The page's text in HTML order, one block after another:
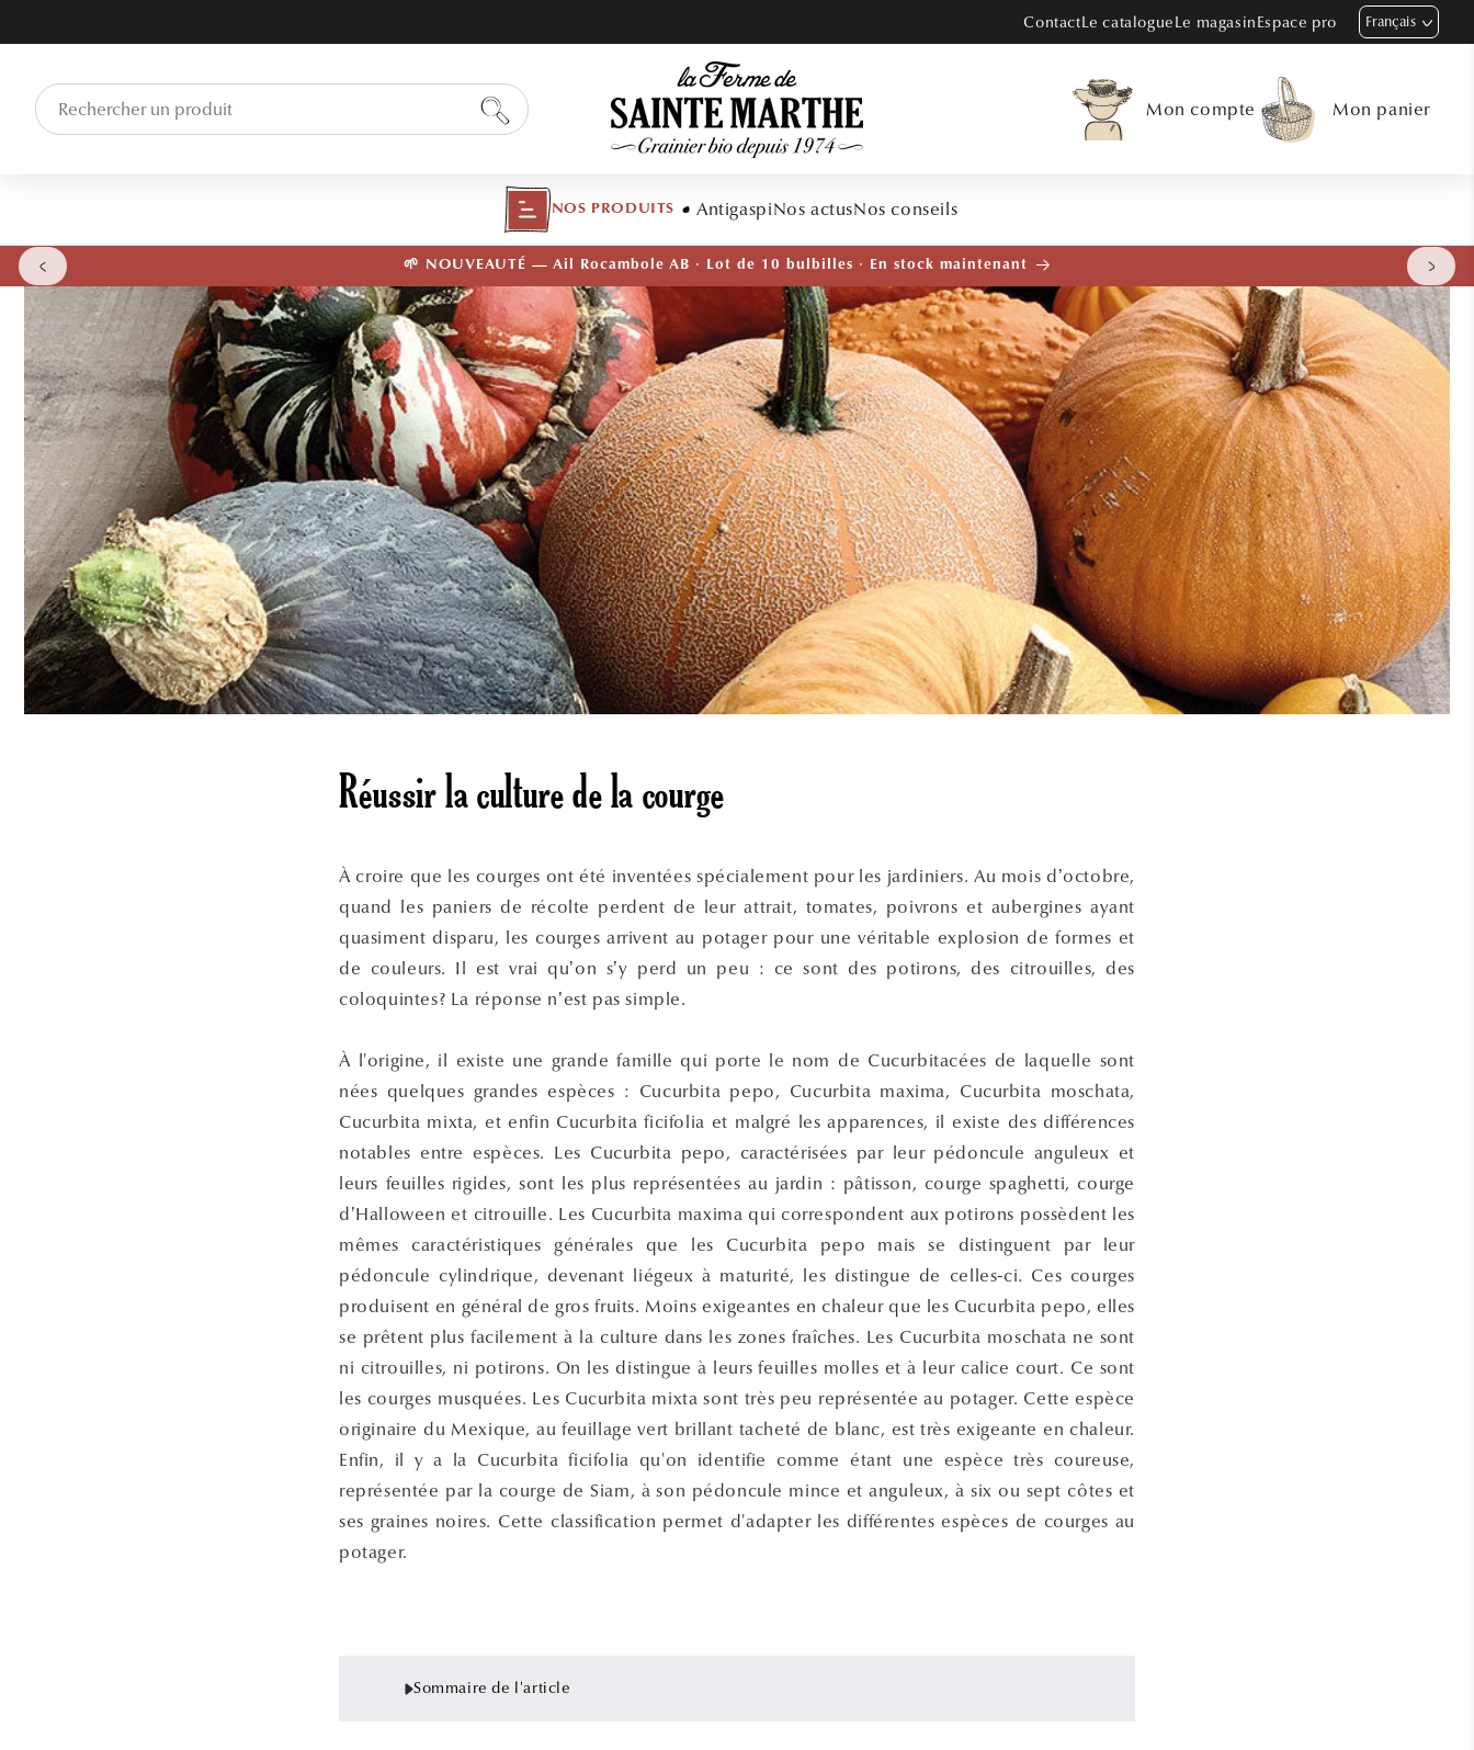
ContactLe catalogueLe magasinEspace pro Français
Mon compte Mon panier
NOS PRODUITS AntigaspiNos actusNos conseils
🌱 NOUVEAUTÉ — Ail Rocambole AB · Lot de 10 bulbilles · En stock maintenant
Réussir la culture de la courge
À croire que les courges ont été inventées spécialement pour les jardiniers. Au mois d’octobre,
quand les paniers de récolte perdent de leur attrait, tomates, poivrons et aubergines ayant
quasiment disparu, les courges arrivent au potager pour une véritable explosion de formes et
de couleurs. Il est vrai qu’on s’y perd un peu : ce sont des potirons, des citrouilles, des
coloquintes? La réponse n’est pas simple.
À l'origine, il existe une grande famille qui porte le nom de Cucurbitacées de laquelle sont
nées quelques grandes espèces : Cucurbita pepo, Cucurbita maxima, Cucurbita moschata,
Cucurbita mixta, et enfin Cucurbita ficifolia et malgré les apparences, il existe des différences
notables entre espèces. Les Cucurbita pepo, caractérisées par leur pédoncule anguleux et
leurs feuilles rigides, sont les plus représentées au jardin : pâtisson, courge spaghetti, courge
d’Halloween et citrouille. Les Cucurbita maxima qui correspondent aux potirons possèdent les
mêmes caractéristiques générales que les Cucurbita pepo mais se distinguent par leur
pédoncule cylindrique, devenant liégeux à maturité, les distingue de celles-ci. Ces courges
produisent en général de gros fruits. Moins exigeantes en chaleur que les Cucurbita pepo, elles
se prêtent plus facilement à la culture dans les zones fraîches. Les Cucurbita moschata ne sont
ni citrouilles, ni potirons. On les distingue à leurs feuilles molles et à leur calice court. Ce sont
les courges musquées. Les Cucurbita mixta sont très peu représentée au potager. Cette espèce
originaire du Mexique, au feuillage vert brillant tacheté de blanc, est très exigeante en chaleur.
Enfin, il y a la Cucurbita ficifolia qu'on identifie comme étant une espèce très coureuse,
représentée par la courge de Siam, à son pédoncule mince et anguleux, à six ou sept côtes et
ses graines noires. Cette classification permet d'adapter les différentes espèces de courges au
potager.
Sommaire de l'article